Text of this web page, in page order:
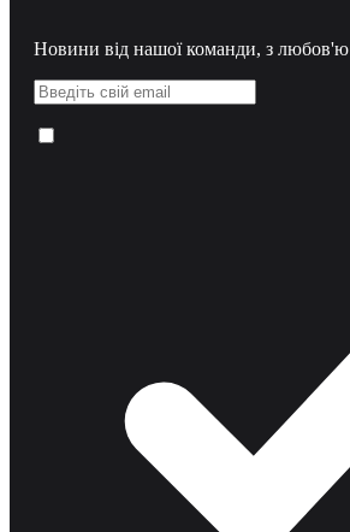
Новини від нашої команди, з любов'ю